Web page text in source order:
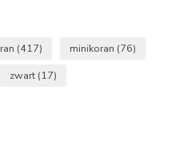
(417) minikoran (76)
zwart (17)